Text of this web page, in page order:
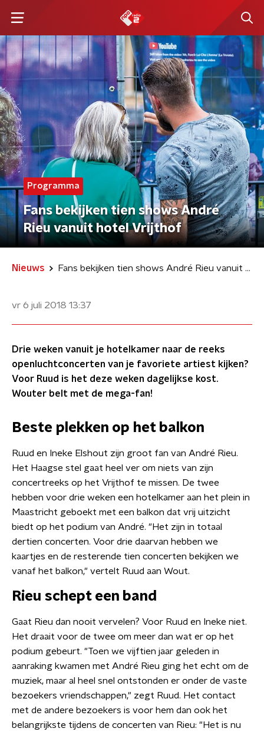
Programma
Fans bekijken tien shows André
Rieu vanuit hotel Vrijthof
Nieuws Fans bekijken tien shows André Rieu vanuit hotel Vrijthof
vr 6 juli 2018 13:37
Drie weken vanuit je hotelkamer naar de reeks
openluchtconcerten van je favoriete artiest kijken?
Voor Ruud is het deze weken dagelijkse kost.
Wouter belt met de mega-fan!
Beste plekken op het balkon
Ruud en Ineke Elshout zijn groot fan van André Rieu.
Het Haagse stel gaat heel ver om niets van zijn
concertreeks op het Vrijthof te missen. De twee
hebben voor drie weken een hotelkamer aan het plein in
Maastricht geboekt met een balkon dat vrij uitzicht
biedt op het podium van André. "Het zijn in totaal
dertien concerten. Voor drie daarvan hebben we
kaartjes en de resterende tien concerten bekijken we
vanaf het balkon," vertelt Ruud aan Wout.
Rieu schept een band
Gaat Rieu dan nooit vervelen? Voor Ruud en Ineke niet.
Het draait voor de twee om meer dan wat er op het
podium gebeurt. "Toen we vijftien jaar geleden in
aanraking kwamen met André Rieu ging het echt om de
muziek, maar al heel snel ontstonden er onder de vaste
bezoekers vriendschappen," zegt Ruud. Het contact
met de andere bezoekers is voor hem dan ook het
belangrijkste tijdens de concerten van Rieu: "Het is nu